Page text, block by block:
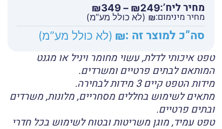
מחיר ליח’: ₪249
–
₪349
מחירים:
עד
מחיר מינימום:₪ (לא כולל מע”מ)
סה”כ למוצר זה :₪ (לא כולל מע”מ)
טפט איכותי לדלת, עשוי מחומר ויניל או מגנט
המותאם לבתים פרטיים ומשרדים.
מידות הטפט קיים 3 מידות לבחירה.
מתאים לשימוש בחללים מסחריים, מלונות, משרדים
ובתים פרטיים.
טפט עמיד, מוגן משריטות ובטוח לשימוש בכל חדרי